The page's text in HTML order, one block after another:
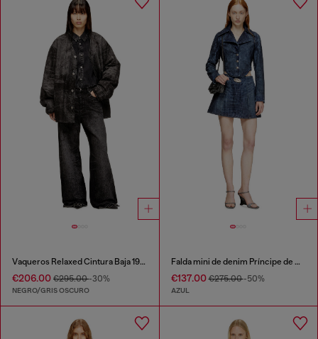
Vaqueros Relaxed Cintura Baja 1996 D-Sire
€206.00 €295.00-30%
NEGRO/GRIS OSCURO
Falda mini de denim Príncipe de Gales
€137.00€275.00-50%
AZUL